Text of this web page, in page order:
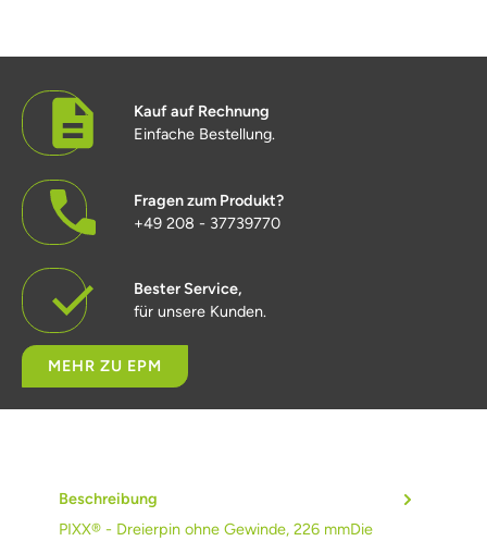
Kauf auf Rechnung
Einfache Bestellung.
Fragen zum Produkt?
+49 208 - 37739770
Bester Service,
für unsere Kunden.
MEHR ZU EPM
Beschreibung
PIXX® - Dreierpin ohne Gewinde, 226 mmDie